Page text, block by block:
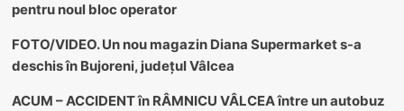
pentru noul bloc operator
FOTO/VIDEO. Un nou magazin Diana Supermarket s-a
deschis în Bujoreni, județul Vâlcea
ACUM – ACCIDENT în RÂMNICU VÂLCEA între un autobuz